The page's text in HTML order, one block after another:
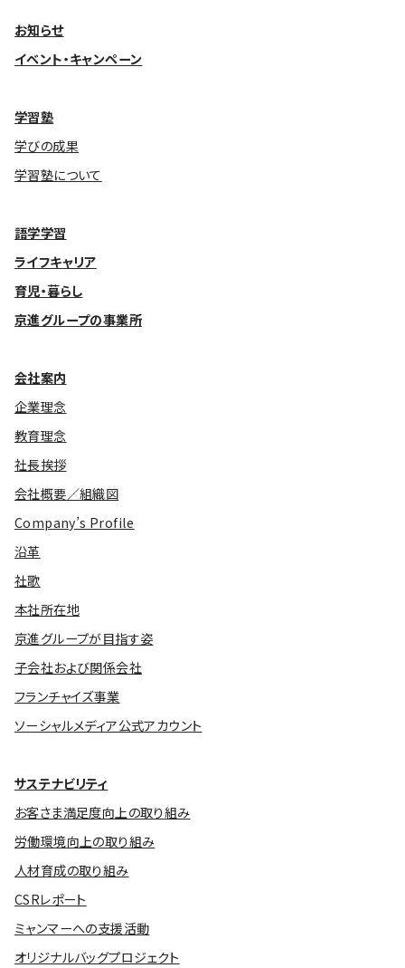
お知らせ
イベント・キャンペーン
学習塾
学びの成果
学習塾について
語学学習
ライフキャリア
育児・暮らし
京進グループの事業所
会社案内
企業理念
教育理念
社長挨拶
会社概要／組織図
Company’s Profile
沿革
社歌
本社所在地
京進グループが目指す姿
子会社および関係会社
フランチャイズ事業
ソーシャルメディア公式アカウント
サステナビリティ
お客さま満足度向上の取り組み
労働環境向上の取り組み
人材育成の取り組み
CSRレポート
ミャンマーへの支援活動
オリジナルバッグプロジェクト